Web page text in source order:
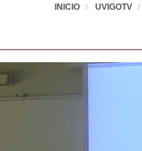
INICIO UVIGOTV